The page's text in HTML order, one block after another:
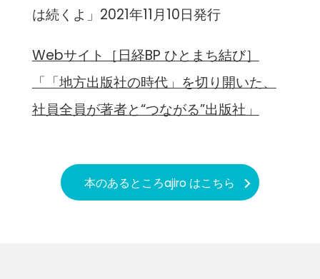
は続くよ」2021年11月10日発行
Webサイト［日経BP ひとまち結び］
「「地方出版社の時代」を切り開いた、
社員全員が著者と“つながる”出版社」
本のあるところajiro はこちら